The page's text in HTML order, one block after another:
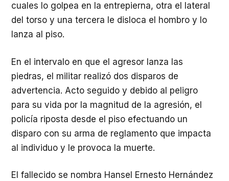
cuales lo golpea en la entrepierna, otra el lateral
del torso y una tercera le disloca el hombro y lo
lanza al piso.
En el intervalo en que el agresor lanza las
piedras, el militar realizó dos disparos de
advertencia. Acto seguido y debido al peligro
para su vida por la magnitud de la agresión, el
policía riposta desde el piso efectuando un
disparo con su arma de reglamento que impacta
al individuo y le provoca la muerte.
El fallecido se nombra Hansel Ernesto Hernández